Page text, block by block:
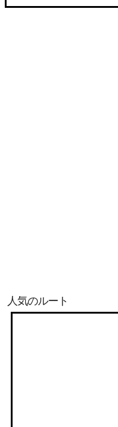
人気のルート